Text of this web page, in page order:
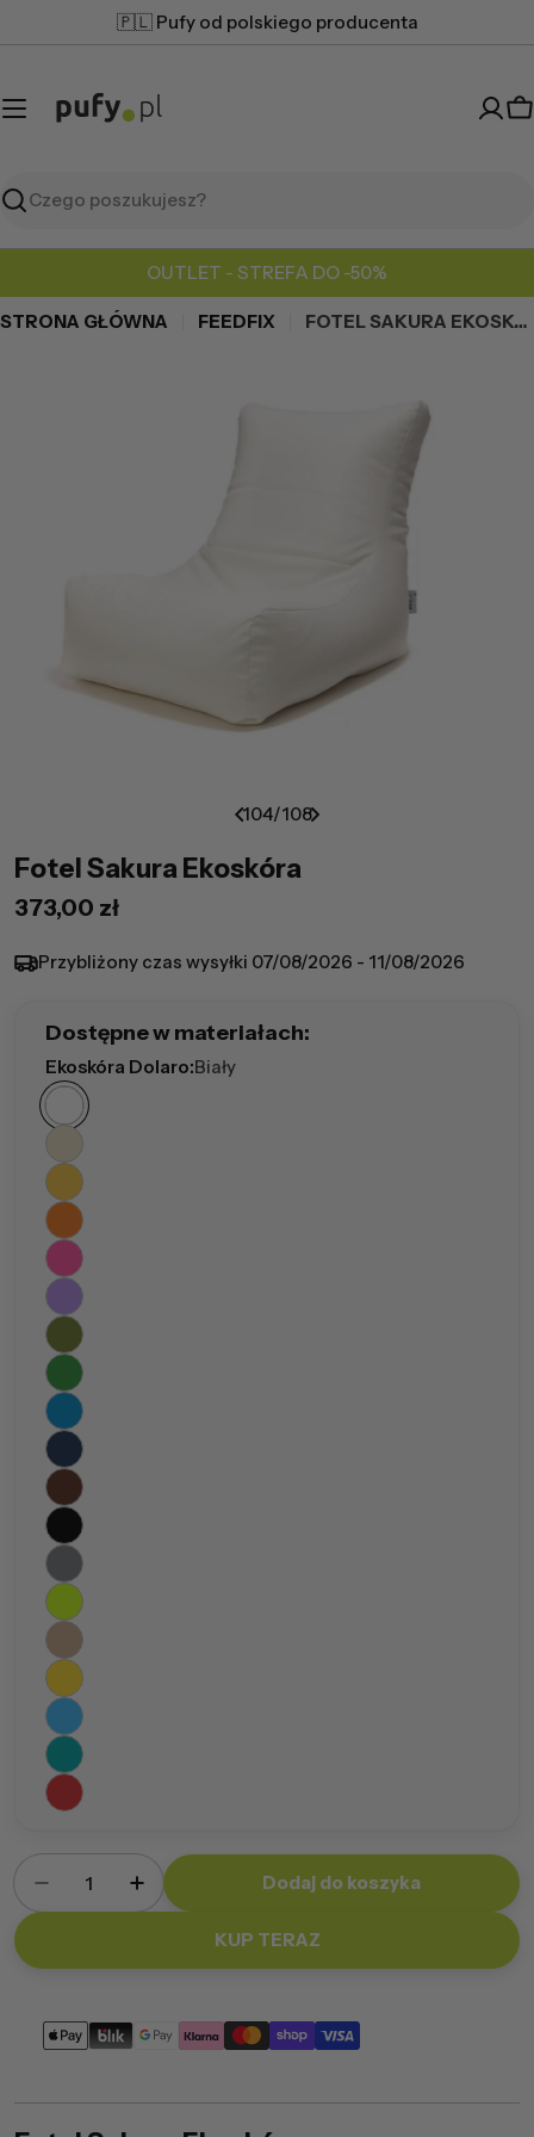
do
🇵🇱 Pufy od polskiego producenta
Szukaj
OUTLET - STREFA DO -50%
STRONA GŁÓWNA FEEDFIX FOTEL SAKURA EKOSKÓRA
104/108
Fotel Sakura Ekoskóra
Cena
373,00 zł
Przybliżony czas wysyłki 07/08/2026 - 11/08/2026
Dostępne w materiałach:
Ekoskóra Dolaro:Biały
Ilość
Zmniejsz ilość dla Fotel Sakura Ekoskóra
Zwiększ ilość dla Fotel Sakura
Dodaj do koszyka
KUP TERAZ
Metody